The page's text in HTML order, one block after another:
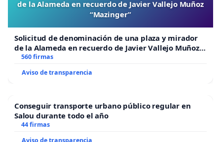
de la Alameda en recuerdo de Javier Vallejo Muñoz
“Mazinger”
Solicitud de denominación de una plaza y mirador
de la Alameda en recuerdo de Javier Vallejo Muñoz
“Mazinger”
560 firmas
Aviso de transparencia
Conseguir transporte urbano público regular en
Salou durante todo el año
44 firmas